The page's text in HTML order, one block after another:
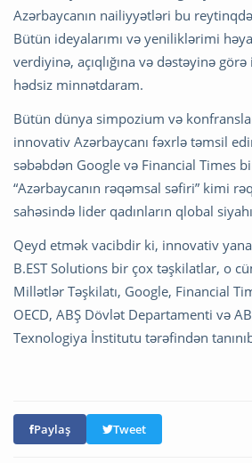
Azərbaycanın nailiyyətləri bu
Bütün ideyalarımı və yeniliklərimi
verdiyinə, açıqlığına və dəstəyinə
hədsiz minnətdaram.
Bütün dünya simpozium və
innovativ Azərbaycanı fəxrlə təmsil
səbəbdən Google və Financial Times
“Azərbaycanın rəqəmsal səfiri” kimi
sahəsində lider qadınların qlobal
Qeyd etmək vacibdir ki, innovativ
B.EST Solutions bir çox təşkilatlar, o
Millətlər Təşkilatı, Google, Financial
OECD, ABŞ Dövlət Departamenti və
Texnologiya İnstitutu tərəfindən
Paylaş Tweet